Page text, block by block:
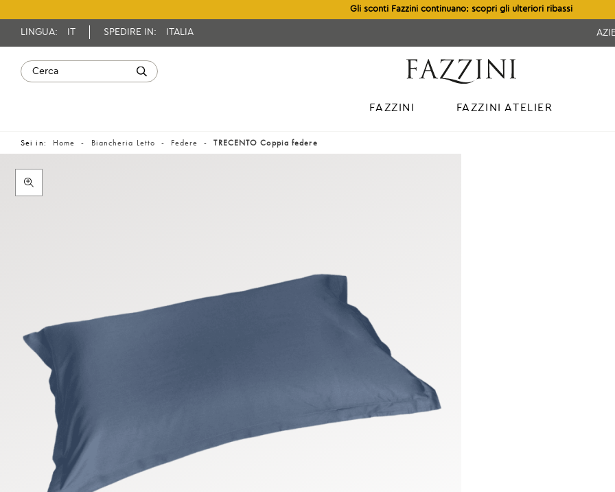
Gli sconti Fazzini continuano: scopri gli ulteriori ribassi
LINGUA: SPEDIRE IN: ITALIA
FAZZINI FAZZINI ATELIER
Sei in: Home Biancheria Letto Federe TRECENTO Coppia federe